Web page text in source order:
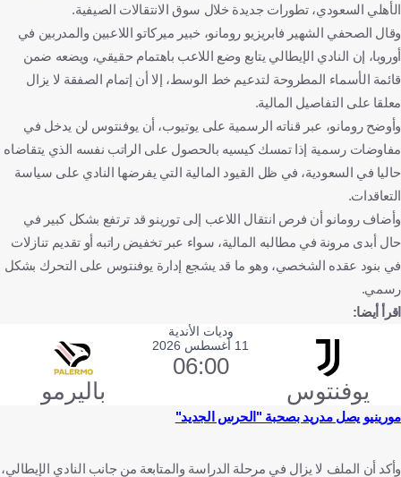
الأهلي السعودي، تطورات جديدة خلال سوق الانتقالات الصيفية.
وقال الصحفي الشهير فابريزيو رومانو، خبير ميركاتو اللاعبين والمدربين في
أوروبا، إن النادي الإيطالي يتابع وضع اللاعب باهتمام حقيقي، ويضعه ضمن
قائمة الأسماء المطروحة لتدعيم خط الوسط، إلا أن إتمام الصفقة لا يزال
معلقا على التفاصيل المالية.
وأوضح رومانو، عبر قناته الرسمية على يوتيوب، أن يوفنتوس لن يدخل في
مفاوضات رسمية إذا تمسك كيسيه بالحصول على الراتب نفسه الذي يتقاضاه
حاليا في السعودية، في ظل القيود المالية التي يفرضها النادي على سياسة
التعاقدات.
وأضاف رومانو أن فرص انتقال اللاعب إلى تورينو قد ترتفع بشكل كبير في
حال أبدى مرونة في مطالبه المالية، سواء عبر تخفيض راتبه أو تقديم تنازلات
في بنود عقده الشخصي، وهو ما قد يشجع إدارة يوفنتوس على التحرك بشكل
رسمي.
اقرأ أيضا:
وديات الأندية
يوفنتوس
11 أغسطس 2026
06:00
باليرمو
مورينيو يصل مدريد بصحبة "الحرس الجديد"
وأكد أن الملف لا يزال في مرحلة الدراسة والمتابعة من جانب النادي الإيطالي،